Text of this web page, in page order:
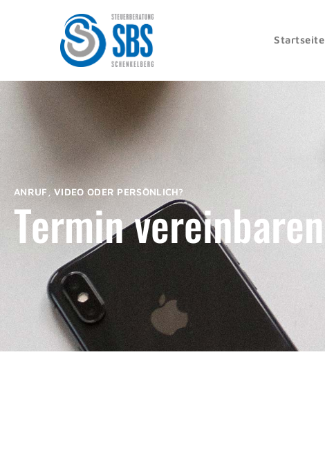
Startseite
ANRUF, VIDEO ODER PERSÖNLICH?
Termin vereinbaren